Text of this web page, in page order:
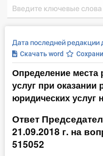
Главная ИС
Формы
Консультации
Правовая база
Библиотека
Инструменты
Дата последней
Скачать word
Определение места
услуг при оказании
юридических услуг
Ответ
21.09.2018 г. на
515052